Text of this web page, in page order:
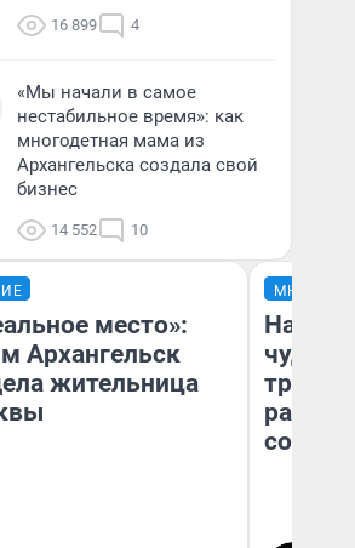
16 899 4
«Мы начали в самое
нестабильное время»: как
многодетная мама из
Архангельска создала свой
бизнес
14 552 10
место»:
Архангельск
жительница
МНЕНИЕ
чудом